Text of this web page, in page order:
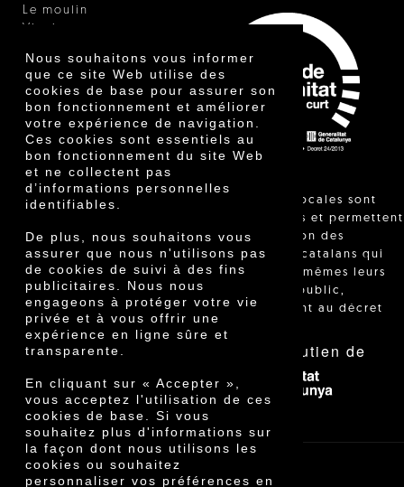
Nous souhaitons vous informer
que ce site Web utilise des
cookies de base pour assurer son
bon fonctionnement et améliorer
votre expérience de navigation.
Ces cookies sont essentiels au
bon fonctionnement du site Web
et ne collectent pas
d’informations personnelles
identifiables.
De plus, nous souhaitons vous
assurer que nous n'utilisons pas
de cookies de suivi à des fins
publicitaires. Nous nous
engageons à protéger votre vie
privée et à vous offrir une
expérience en ligne sûre et
transparente.
En cliquant sur « Accepter »,
vous acceptez l'utilisation de ces
cookies de base. Si vous
souhaitez plus d'informations sur
la façon dont nous utilisons les
cookies ou souhaitez
personnaliser vos préférences en
Le moulin
Certificats
Prix
Innovation
"Les ventes locales sont
réglementées et permettent
l'identification des
agriculteurs catalans qui
vendent eux-mêmes leurs
produits au public,
conformément au décret
24/2013."
Avec le soutien de